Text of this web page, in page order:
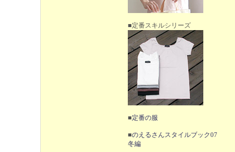
■定番スキルシリーズ
■定番の服
■のえるさんスタイルブック07
冬編